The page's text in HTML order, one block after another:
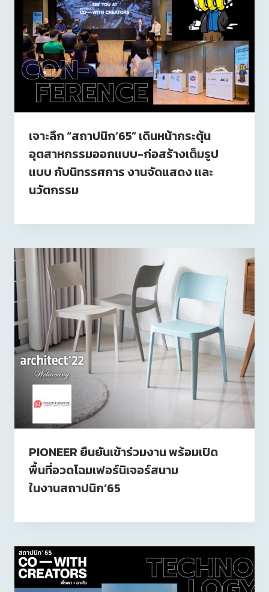
เจาะลึก “สถาปนิก’65” เดินหน้ากระตุ้น
อุตสาหกรรมออกแบบ-ก่อสร้างเต็มรูป
แบบ กับนิทรรศการ งานจัดแสดง และ
นวัตกรรม
PIONEER ยืนยันเข้าร่วมงาน พร้อมเปิด
พื้นที่อวดโฉมเฟอร์นิเจอร์สนาม
ในงานสถาปนิก’65